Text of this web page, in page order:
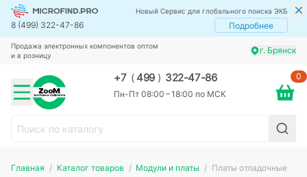
Новый Сервис для глобального поиска ЭКБ
8 (499) 322-47-86 Подробнее
Продажа электронных компонентов оптом
и в розницу
г. Брянск
+7 (499 ) 322-47-86
Пн-Пт 08:00 – 18:00 по МСК
0
Главная Каталог товаров Модули и платы
Платы отладочные